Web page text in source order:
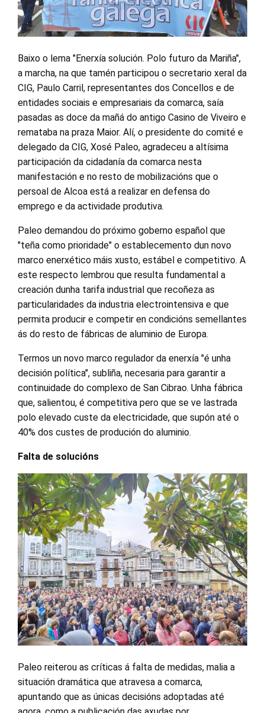
Baixo o lema "Enerxía solución. Polo futuro da Mariña",
a marcha, na que tamén participou o secretario xeral da
CIG, Paulo Carril, representantes dos Concellos e de
entidades sociais e empresariais da comarca, saía
pasadas as doce da mañá do antigo Casino de Viveiro e
remataba na praza Maior. Alí, o presidente do comité e
delegado da CIG, Xosé Paleo, agradeceu a altísima
participación da cidadanía da comarca nesta
manifestación e no resto de mobilizacións que o
persoal de Alcoa está a realizar en defensa do
emprego e da actividade produtiva.
Paleo demandou do próximo goberno español que
"teña como prioridade" o establecemento dun novo
marco enerxético máis xusto, estábel e competitivo. A
este respecto lembrou que resulta fundamental a
creación dunha tarifa industrial que recoñeza as
particularidades da industria electrointensiva e que
permita producir e competir en condicións semellantes
ás do resto de fábricas de aluminio de Europa.
Termos un novo marco regulador da enerxía "é unha
decisión política", subliña, necesaria para garantir a
continuidade do complexo de San Cibrao. Unha fábrica
que, salientou, é competitiva pero que se ve lastrada
polo elevado custe da electricidade, que supón até o
40% dos custes de produción do aluminio.
Falta de solucións
Paleo reiterou as críticas á falta de medidas, malia a
situación dramática que atravesa a comarca,
apuntando que as únicas decisións adoptadas até